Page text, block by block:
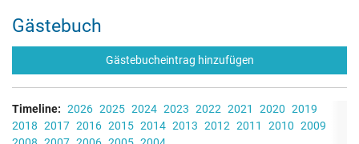
Gästebuch
Gästebucheintrag hinzufügen
Timeline: 2026 2025 2024 2023 2022 2021 2020 2019
2018 2017 2016 2015 2014 2013 2012 2011 2010 2009